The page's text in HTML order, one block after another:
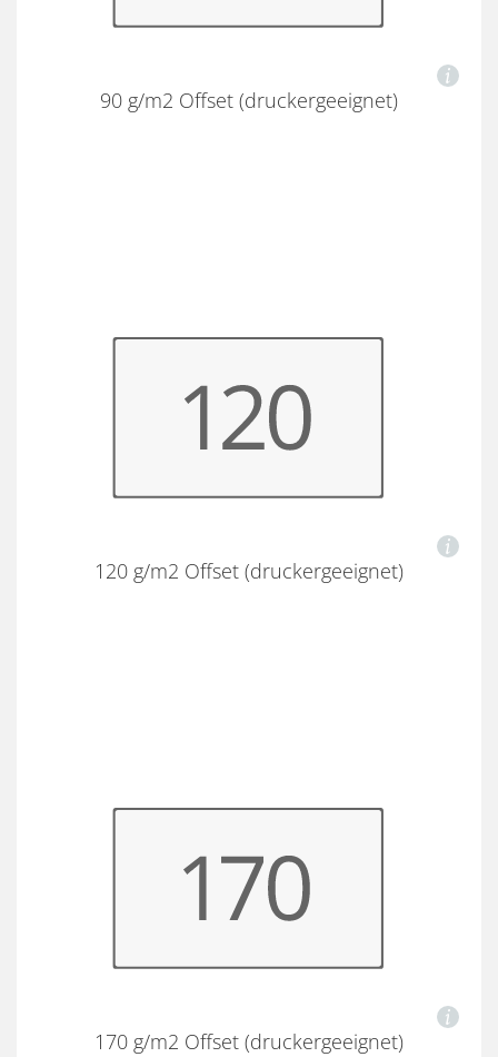
90 g/m2 Offset (druckergeeignet)
120 g/m2 Offset (druckergeeignet)
170 g/m2 Offset (druckergeeignet)